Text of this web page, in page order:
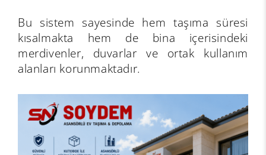
Bu sistem sayesinde hem taşıma süresi
kısalmakta hem de bina içerisindeki
merdivenler, duvarlar ve ortak kullanım
alanları korunmaktadır.